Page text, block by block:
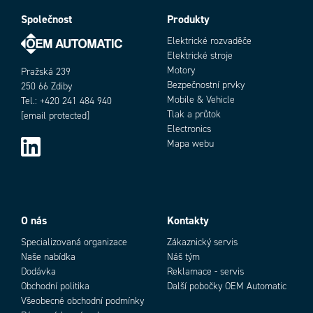
Velikost těla M12
Výstup
Objednací číslo
Společnost
Pražská 239
250 66 Zdiby
Tel.: +420 241 484 940
[email protected]
Produkty
Elektrické rozvaděče
Elektrické stroje
Motory
Bezpečnostní prvky
Mobile & Vehicle
Tlak a průtok
Electronics
Mapa webu
O nás
Specializovaná organizace
Naše nabídka
Dodávka
Obchodní politika
Všeobecné obchodní podmínky
Kontakty
Zákaznický servis
Náš tým
Reklamace - servis
Další pobočky OEM Automatic